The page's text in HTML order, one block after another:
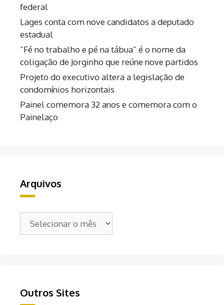
federal
Lages conta com nove candidatos a deputado
estadual
“Fé no trabalho e pé na tábua” é o nome da
coligação de Jorginho que reúne nove partidos
Projeto do executivo altera a legislação de
condomínios horizontais
Painel comemora 32 anos e comemora com o
Painelaço
Arquivos
Outros Sites